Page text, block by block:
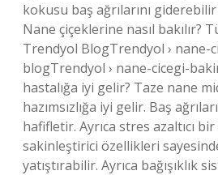
kokusu baş ağrılarını
Nane çiçeklerine nasıl bakılır?
Trendyol BlogTrendyol › nane-
blogTrendyol › nane-cicegi-
hastalığa iyi gelir? Taze nane
hazımsızlığa iyi gelir. Baş
hafifletir. Ayrıca stres azaltıcı
sakinleştirici özellikleri
yatıştırabilir. Ayrıca bağışıklık